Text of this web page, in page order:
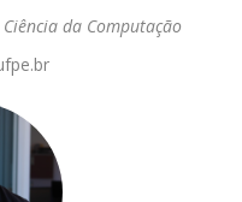
da Computação